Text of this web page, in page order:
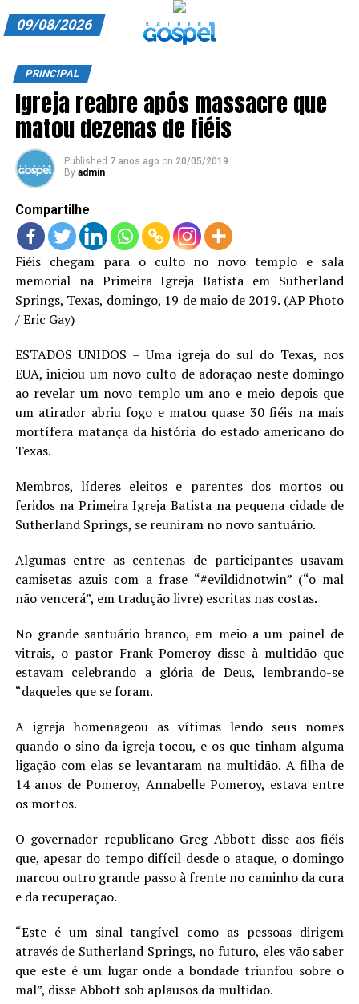
ANUNCIE CONOSCO
ASSINE
CARRINHO
ENTREVISTAS
EXPEDIENTE
FINALIZAR COMPRA
LANÇAMENTOS
09/08/2026
PRINCIPAL
Igreja reabre após massacre que
matou dezenas de fiéis
Published 7 anos ago on 20/05/2019
By admin
Compartilhe
Fiéis chegam para o culto no novo templo e sala
memorial na Primeira Igreja Batista em Sutherland
Springs, Texas, domingo, 19 de maio de 2019. (AP Photo
/ Eric Gay)
ESTADOS UNIDOS – Uma igreja do sul do Texas, nos
EUA, iniciou um novo culto de adoração neste domingo
ao revelar um novo templo um ano e meio depois que
um atirador abriu fogo e matou quase 30 fiéis na mais
mortífera matança da história do estado americano do
Texas.
Membros, líderes eleitos e parentes dos mortos ou
feridos na Primeira Igreja Batista na pequena cidade de
Sutherland Springs, se reuniram no novo santuário.
Algumas entre as centenas de participantes usavam
camisetas azuis com a frase “#evildidnotwin” (“o mal
não vencerá”, em tradução livre) escritas nas costas.
No grande santuário branco, em meio a um painel de
vitrais, o pastor Frank Pomeroy disse à multidão que
estavam celebrando a glória de Deus, lembrando-se
“daqueles que se foram.
A igreja homenageou as vítimas lendo seus nomes
quando o sino da igreja tocou, e os que tinham alguma
ligação com elas se levantaram na multidão. A filha de
14 anos de Pomeroy, Annabelle Pomeroy, estava entre
os mortos.
O governador republicano Greg Abbott disse aos fiéis
que, apesar do tempo difícil desde o ataque, o domingo
marcou outro grande passo à frente no caminho da cura
e da recuperação.
“Este é um sinal tangível como as pessoas dirigem
através de Sutherland Springs, no futuro, eles vão saber
que este é um lugar onde a bondade triunfou sobre o
mal”, disse Abbott sob aplausos da multidão.